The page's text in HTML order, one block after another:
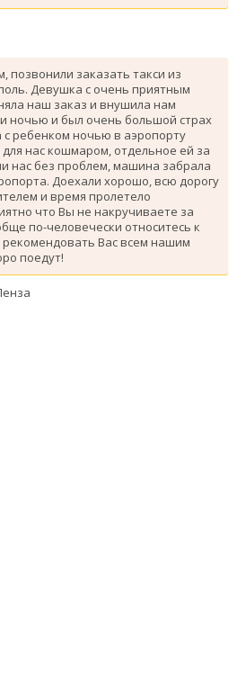
позвонили заказать такси из
Девушка с очень приятным
наш заказ и внушила нам
ночью и был очень большой страх
с ребенком ночью в аэропорту
нас кошмаром, отдельное ей за
нас без проблем, машина забрала
Доехали хорошо, всю дорогу
и время пролетело
что Вы не накручиваете за
по-человечески относитесь к
рекомендовать Вас всем нашим
поедут!